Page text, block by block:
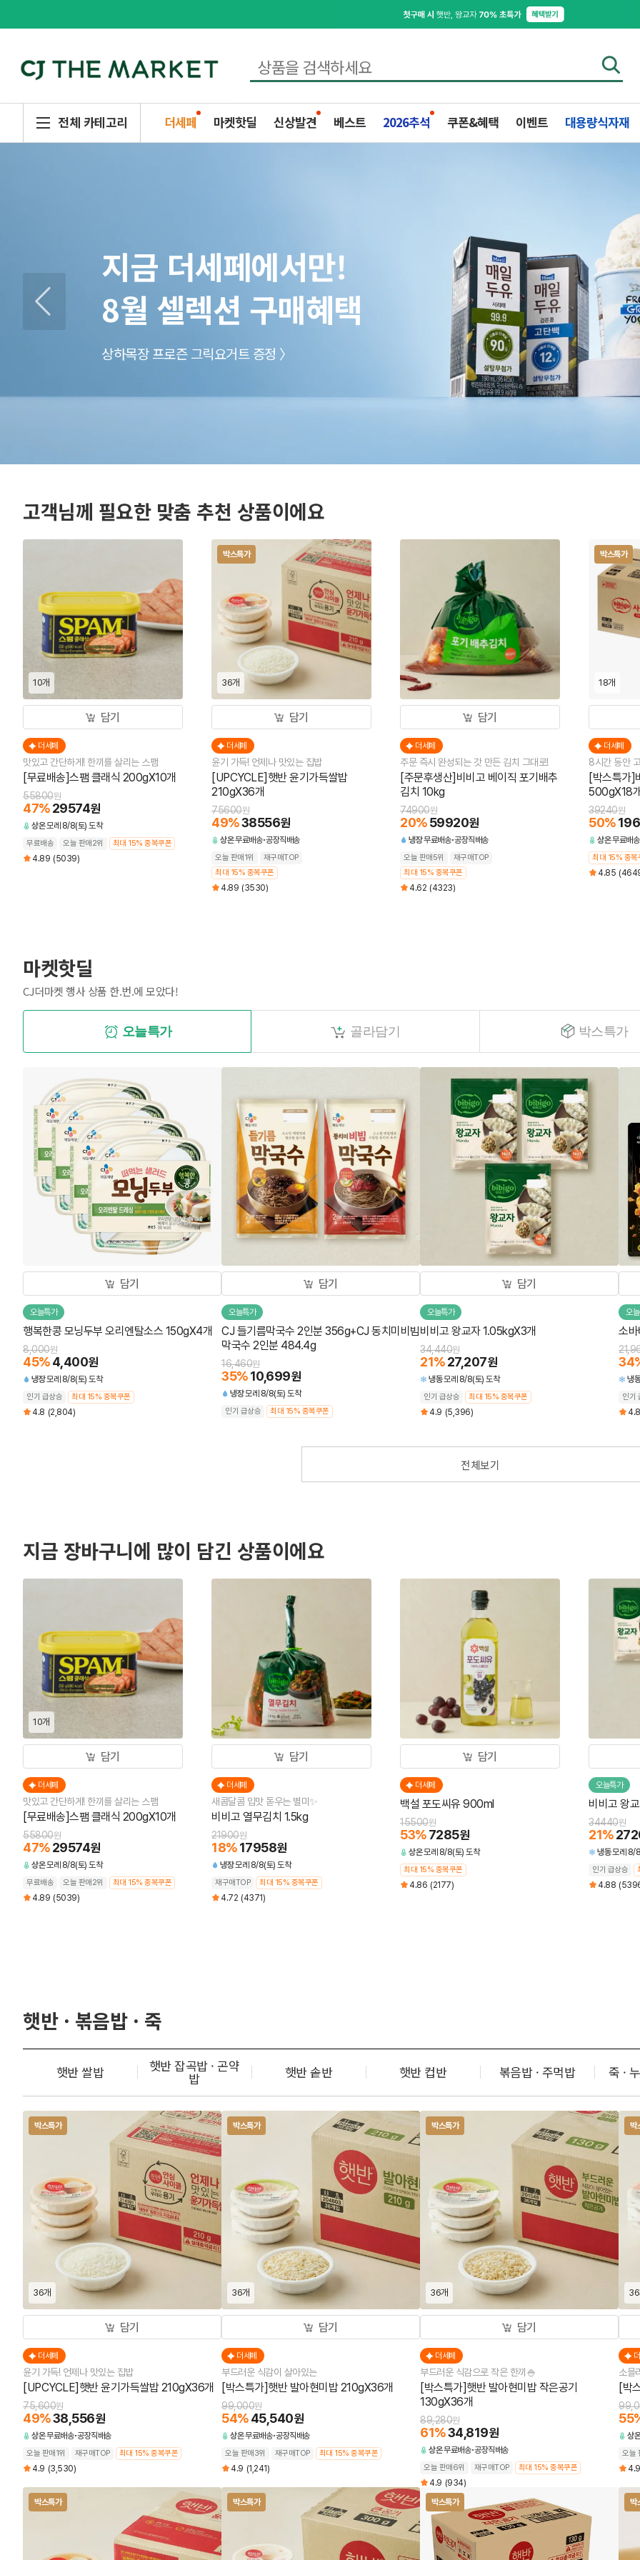
전체 카테고리 더세페 마켓핫딜 신상발견 베스트 2026추석 쿠폰&혜택 이벤트 대용량식자재
8월 더세페
최대 75% 할인
15% 중복할인 쿠폰받기 〉
인생에 딱 한번 받는
할인 혜택
첫구매 70% 할인 받으러가기 〉
제일 아까운
배송비, 없애드렸어요
무료배송 아이템 보러가기 〉
지금 더세페에서만!
8월 셀렉션 구매혜택
상하목장 프로즌 그릭요거트 증정 〉
추석 선물세트
사전예약 할인받기
최대 60% + 20% 할인적용 〉
생선구이 먹으려고
두팔 들고 대기중
오덴세 에스카 플레이트 받기 〉
썸머 건강관리
닥터뉴트리와 함께
풀리오 마사지기 받으러가기 〉
계곡 캠핑
여름 여행 준비해요
쿨러백 채우러 가기 〉
햇반 환승 EVENT
미니 햇반 출시
위글위글 캐리어받기 〉
강원도 굽이굽이
맛도리템 찾아왔어요
따끈한 페이백 이벤트까지 〉
폭염경보
여름나기 냉면 SET
더마켓 적립금 1만원 받기 〉
우리 믿지?
백설 파스타 소스
구매하고 Dior 명품 접시 받기 〉
CJ 공식몰 대량구매
최대 56% 할인
대량구매 견적받기 〉
고객님께 필요한 맞춤 추천 상품이에요
10개
담기
더세페
맛있고 간단하게! 한끼를 살리는 스팸
[무료배송]스팸 클래식 200gX10개
47%29574원
55800원
상온모레 8/8(토) 도착
무료배송 오늘 판매2위 최대 15% 중복쿠폰
4.89 (5039)
박스특가
36개
담기
더세페
윤기 가득! 언제나 맛있는 집밥
[UPCYCLE]햇반 윤기가득쌀밥
210gX36개
49%38556원
75600원
상온무료배송 공장직배송
오늘 판매1위
재구매TOP
최대 15% 중복쿠폰
4.89 (3530)
담기
더세페
주문 즉시 완성되는 갓 만든 김치 그대로!
[주문후생산]비비고 베이직 포기배추
김치 10kg
20%59920원
74900원
냉장무료배송 공장직배송
오늘 판매5위
재구매TOP
최대 15% 중복쿠폰
4.62 (4323)
박스특가
18개
더세페
8시간 동안
[박스특가]
500gX18
50%
39240원
상온무료배송
최대 15% 중복
4.85
마켓핫딜
CJ더마켓 행사 상품 한.번.에 모았다!
오늘특가 골라담기 박스특가
담기
오늘특가
행복한콩 모닝두부 오리엔탈소스 150gX4개
45%4,400원
8,000원
냉장모레 8/8(토) 도착
인기 급상승 최대 15% 중복쿠폰
4.8 (2,804)
담기
오늘특가
CJ 들기름막국수 2인분 356g+CJ 동치미비빔
막국수 2인분 484.4g
35%10,699원
16,460원
냉장모레 8/8(토) 도착
인기 급상승 최대 15% 중복쿠폰
담기
오늘특가
비비고 왕교자 1.05kgX3개
21%27,207원
34,440원
냉동모레 8/8(토) 도착
인기 급상승 최대 15% 중복쿠폰
4.9 (5,396)
오
소
34
냉동
인기
4.8
전체보기
지금 장바구니에 많이 담긴 상품이에요
10개
담기
더세페
맛있고 간단하게! 한끼를 살리는 스팸
[무료배송]스팸 클래식 200gX10개
47%29574원
55800원
상온모레 8/8(토) 도착
무료배송 오늘 판매2위 최대 15% 중복쿠폰
4.89 (5039)
담기
더세페
새콤달콤 입맛 돋우는 별미✨
비비고 열무김치 1.5kg
18%17958원
21900원
냉장모레 8/8(토) 도착
재구매TOP 최대 15% 중복쿠폰
4.72 (4371)
담기
더세페
백설 포도씨유 900ml
53%7285원
15500원
상온모레 8/8(토) 도착
최대 15% 중복쿠폰
4.86 (2177)
오늘특가
비비고 왕
21%
34440원
냉동모레 8/
인기 급상승
4.88
햇반 · 볶음밥 · 죽
햇반 쌀밥 햇반 잡곡밥 · 곤약
밥 햇반 솥반 햇반 컵반 볶음밥 · 주먹밥 죽 ·
박스특가
36개
담기
더세페
윤기 가득! 언제나 맛있는 집밥
[UPCYCLE]햇반 윤기가득쌀밥 210gX36개
49%38,556원
75,600원
상온무료배송 공장직배송
오늘 판매1위 재구매TOP 최대 15% 중복쿠폰
4.9 (3,530)
박스특가
36개
담기
더세페
부드러운 식감이 살아있는
[박스특가]햇반 발아현미밥 210gX36개
54%45,540원
99,000원
상온무료배송 공장직배송
오늘 판매3위 재구매TOP 최대 15% 중복쿠폰
4.9 (1,241)
박스특가
36개
담기
더세페
부드러운 식감으로 작은 한끼🍚
[박스특가]햇반 발아현미밥 작은공기
130gX36개
61%34,819원
89,280원
상온무료배송 공장직배송
오늘 판매6위 재구매TOP 최대 15% 중복쿠폰
4.9 (934)
박
소믈
[박
55
상온
오늘
4.9
박스특가 박스특가 박스특가 박